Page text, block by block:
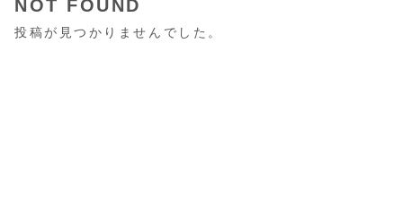
NOT FOUND
投稿が見つかりませんでした。